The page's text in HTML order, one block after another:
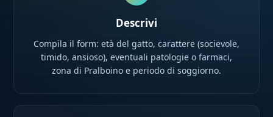
Descrivi
Compila il form: età del gatto, carattere (socievole,
timido, ansioso), eventuali patologie o farmaci,
zona di Pralboino e periodo di soggiorno.